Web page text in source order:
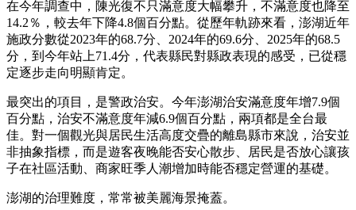
在今年調查中，陳光復不只滿意度大幅攀升，不滿意度也降至
14.2％，較去年下降4.8個百分點。從歷年軌跡來看，澎湖近年
施政分數從2023年的68.7分、2024年的69.6分、2025年的68.5
分，到今年站上71.4分，代表縣民對縣政表現的感受，已從穩
定逐步走向明顯肯定。
最突出的項目，是警政治安。今年澎湖治安滿意度年增7.9個
百分點，治安不滿意度年減6.9個百分點，兩項都是全台最
佳。對一個觀光與居民生活高度交疊的離島縣市來說，治安並
非抽象指標，而是遊客夜晚能否安心散步、居民是否放心讓孩
子在社區活動、商家旺季人潮增加時能否穩定營運的基礎。
澎湖的治理難度，常常被美麗海景掩蓋。